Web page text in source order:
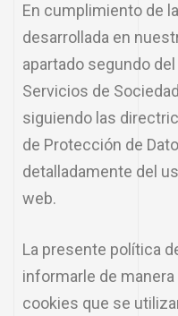
En cumplimiento de
desarrollada en
apartado segundo
Servicios de
siguiendo las
de Protección de
detalladamente del
web.
La presente política
informarle de
cookies que se